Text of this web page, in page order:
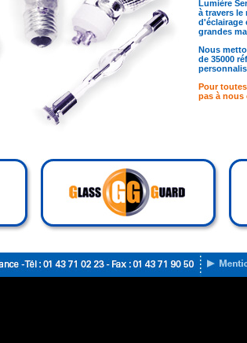
Lumière
à travers le
d'éclairage
grandes
Nous
de 35000
Pour
pas à nous